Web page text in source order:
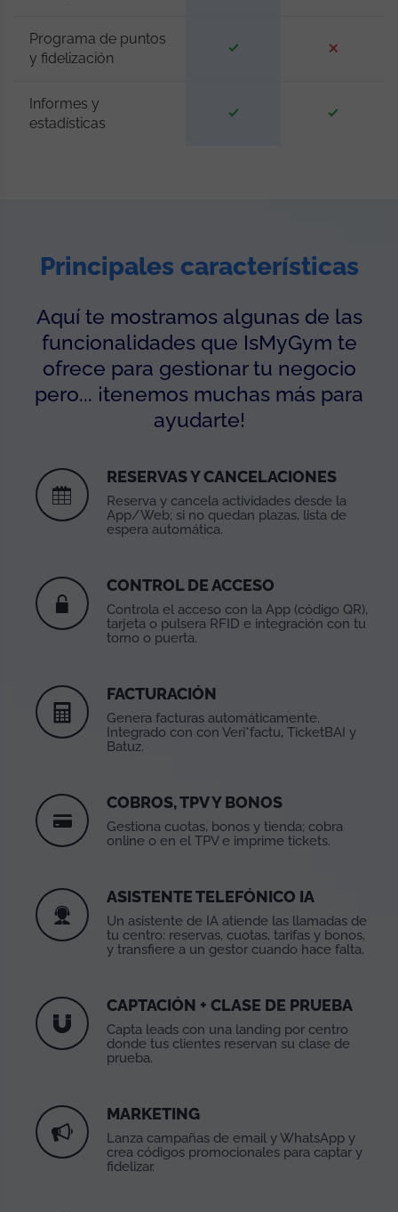
Programa de puntos
y fidelización
Informes y
estadísticas
Principales características
Aquí te mostramos algunas de las
funcionalidades que IsMyGym te
ofrece para gestionar tu negocio
pero... ¡tenemos muchas más para
ayudarte!
RESERVAS Y CANCELACIONES
Reserva y cancela actividades desde la
App/Web; si no quedan plazas, lista de
espera automática.
CONTROL DE ACCESO
Controla el acceso con la App (código QR),
tarjeta o pulsera RFID e integración con tu
torno o puerta.
FACTURACIÓN
Genera facturas automáticamente.
Integrado con con Veri*factu, TicketBAI y
Batuz.
COBROS, TPV Y BONOS
Gestiona cuotas, bonos y tienda; cobra
online o en el TPV e imprime tickets.
ASISTENTE TELEFÓNICO IA
Un asistente de IA atiende las llamadas de
tu centro: reservas, cuotas, tarifas y bonos,
y transfiere a un gestor cuando hace falta.
CAPTACIÓN + CLASE DE PRUEBA
Capta leads con una landing por centro
donde tus clientes reservan su clase de
prueba.
MARKETING
Lanza campañas de email y WhatsApp y
crea códigos promocionales para captar y
fidelizar.